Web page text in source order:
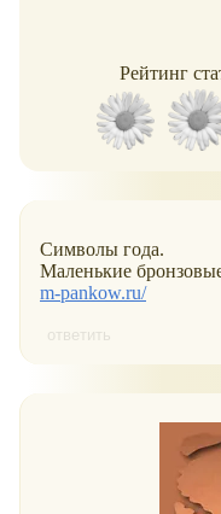
Рейтинг
Символы года.
Маленькие
m-pankow.ru/
ответить